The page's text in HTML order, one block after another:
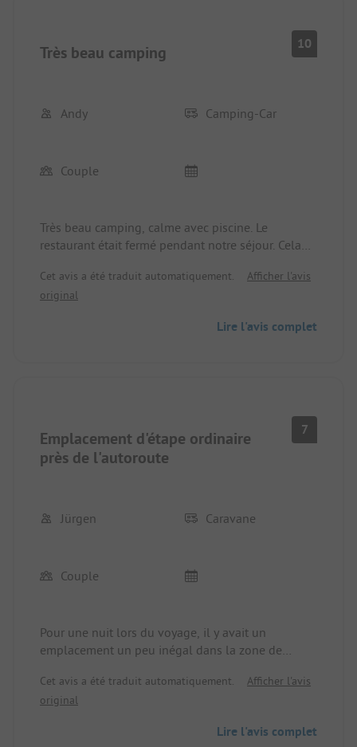
Très beau camping 10
Andy Camping-Car
Couple
Très beau camping, calme avec piscine. Le
restaurant était fermé pendant notre séjour. Cela
enregistrement. Dans les environs, beaucoup
d'entreprises étaient en congé, mais il y avait
restaurer. Installations sanitaires propres et bien
Cet avis a été traduit automatiquement.
Afficher l'avis
original
Lire l'avis complet
Emplacement d'étape ordinaire
près de l'autoroute
7
Jürgen Caravane
Couple
Pour une nuit lors du voyage, il y avait un
emplacement un peu inégal dans la zone de
restaurant était malheureusement fermé en raison
du jour de repos. Pain sur commande. Les cartes de
Cet avis a été traduit automatiquement.
Afficher l'avis
original
Lire l'avis complet